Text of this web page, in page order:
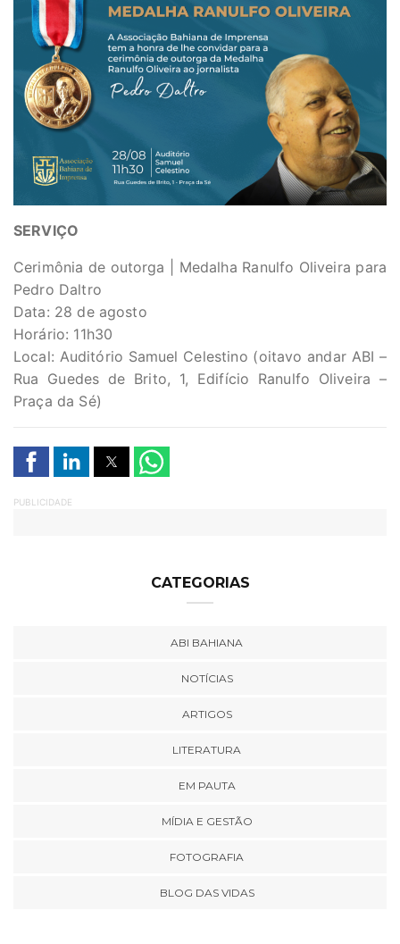
SERVIÇO
Cerimônia de outorga | Medalha Ranulfo Oliveira para
Pedro Daltro
Data: 28 de agosto
Horário: 11h30
Local: Auditório Samuel Celestino (oitavo andar ABI –
Rua Guedes de Brito, 1, Edifício Ranulfo Oliveira –
Praça da Sé)
PUBLICIDADE
CATEGORIAS
ABI BAHIANA
NOTÍCIAS
ARTIGOS
LITERATURA
EM PAUTA
MÍDIA E GESTÃO
FOTOGRAFIA
BLOG DAS VIDAS